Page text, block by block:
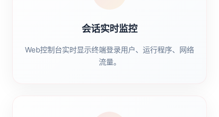
会话实时监控
Web控制台实时显示终端登录用户、运行程序、网络
流量。